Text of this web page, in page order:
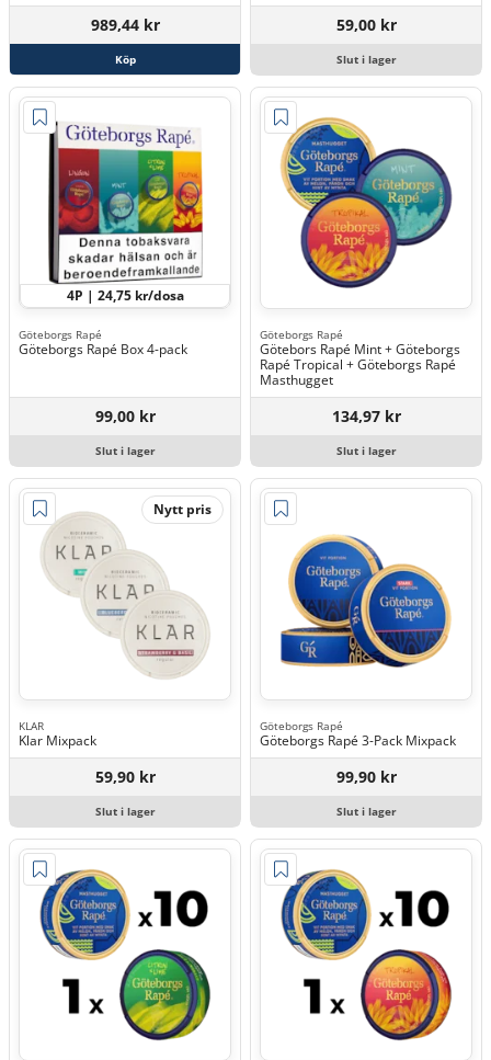
989,44 kr
Köp
59,00 kr
Slut i lager
4P | 24,75 kr/dosa
Göteborgs Rapé
Göteborgs Rapé Box 4-pack
99,00 kr
Slut i lager
Göteborgs Rapé
Götebors Rapé Mint + Göteborgs
Rapé Tropical + Göteborgs Rapé
Masthugget
134,97 kr
Slut i lager
Nytt pris
KLAR
Klar Mixpack
59,90 kr
Slut i lager
Göteborgs Rapé
Göteborgs Rapé 3-Pack Mixpack
99,90 kr
Slut i lager